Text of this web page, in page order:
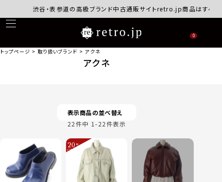
渋谷・表参道の高級ブランド中古通販サイトretro.jp商品はすべて正
0
トップページ 取り扱いブランド アクネ
アクネ
表示商品の並べ替え
22件中 1-22件表示
20%
OFF